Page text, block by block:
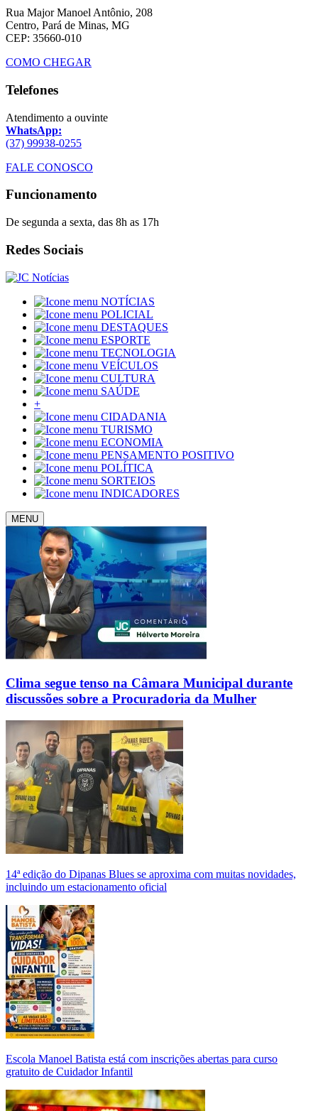
Rua Major Manoel Antônio, 208
Centro, Pará de Minas, MG
CEP: 35660-010
COMO CHEGAR
Telefones
Atendimento a ouvinte
WhatsApp:
(37) 99938-0255
FALE CONOSCO
Funcionamento
De segunda a sexta, das 8h as 17h
Redes Sociais
NOTÍCIAS
POLICIAL
DESTAQUES
ESPORTE
TECNOLOGIA
VEÍCULOS
CULTURA
SAÚDE
+
CIDADANIA
TURISMO
ECONOMIA
PENSAMENTO POSITIVO
POLÍTICA
SORTEIOS
INDICADORES
MENU
Clima segue tenso na Câmara Municipal durante
discussões sobre a Procuradoria da Mulher
14ª edição do Dipanas Blues se aproxima com muitas novidades,
incluindo um estacionamento oficial
Escola Manoel Batista está com inscrições abertas para curso
gratuito de Cuidador Infantil